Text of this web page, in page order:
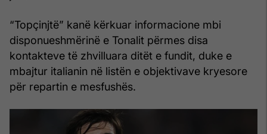
“Topçinjtë” kanë kërkuar informacione mbi
disponueshmërinë e Tonalit përmes disa
kontakteve të zhvilluara ditët e fundit, duke e
mbajtur italianin në listën e objektivave kryesore
për repartin e mesfushës.